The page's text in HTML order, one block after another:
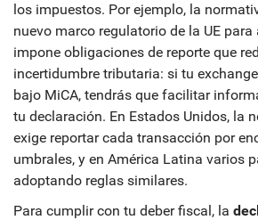
los impuestos. Por ejemplo, la
nuevo marco regulatorio de la UE
impone obligaciones de reporte que
incertidumbre tributaria: si tu
bajo MiCA, tendrás que facilitar
tu declaración. En Estados Unidos, la
exige reportar cada transacción por
umbrales, y en América Latina varios
adoptando reglas similares.
Para cumplir con tu deber fiscal, la